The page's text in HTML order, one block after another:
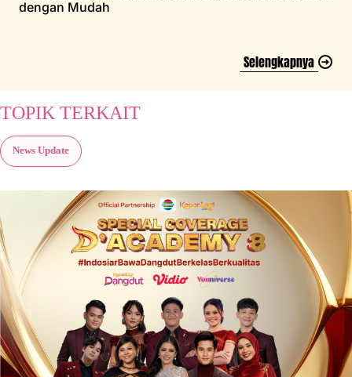
dengan Mudah
Selengkapnya
TOPIK TERKAIT
News Update